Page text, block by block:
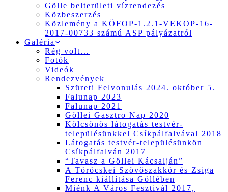
Gölle belterületi vízrendezés
Közbeszerzés
Közlemény a KÖFOP-1.2.1-VEKOP-16-
2017-00733 számú ASP pályázatról
Galéria
Rég volt…
Fotók
Videók
Rendezvények
Szüreti Felvonulás 2024. október 5.
Falunap 2023
Falunap 2021
Göllei Gasztro Nap 2020
Kölcsönös látogatás testvér-
településünkkel Csíkpálfalvával 2018
Látogatás testvér-településünkön
Csíkpálfalván 2017
“Tavasz a Göllei Kácsalján”
A Töröcskei Szövőszakkör és Zsiga
Ferenc kiállítása Göllében
Miénk A Város Fesztivál 2017,